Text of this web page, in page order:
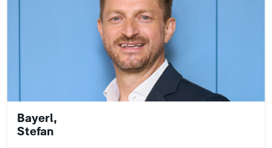
Bayerl,
Stefan